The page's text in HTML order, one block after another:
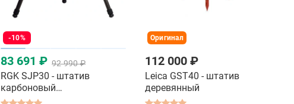
-10%
83 691 ₽ 92 990 ₽
RGK SJP30 - штатив
карбоновый
телескопический
Оригинал
112 000 ₽
Leica GST40 - штатив
деревянный